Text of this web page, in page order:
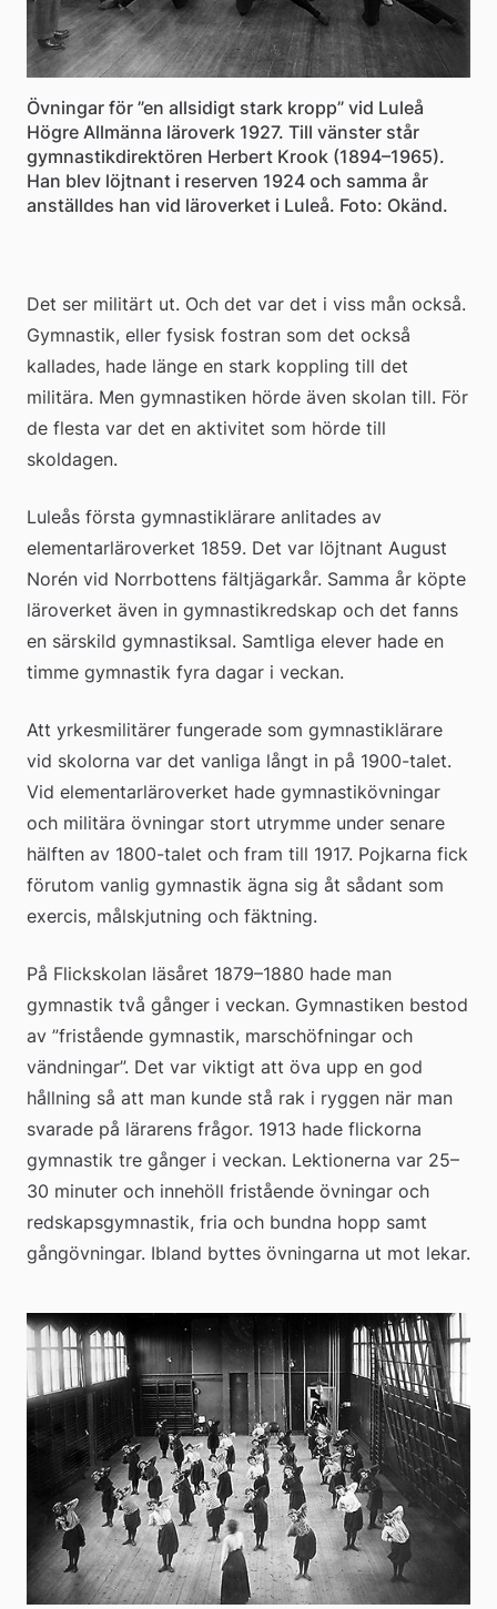
Övningar för ”en allsidigt stark kropp” vid Luleå
Högre Allmänna läroverk 1927. Till vänster står
gymnastikdirektören Herbert Krook (1894–1965).
Han blev löjtnant i reserven 1924 och samma år
anställdes han vid läroverket i Luleå. Foto: Okänd.
Det ser militärt ut. Och det var det i viss mån också.
Gymnastik, eller fysisk fostran som det också
kallades, hade länge en stark koppling till det
militära. Men gymnastiken hörde även skolan till. För
de flesta var det en aktivitet som hörde till
skoldagen.
Luleås första gymnastiklärare anlitades av
elementarläroverket 1859. Det var löjtnant August
Norén vid Norrbottens fältjägarkår. Samma år köpte
läroverket även in gymnastikredskap och det fanns
en särskild gymnastiksal. Samtliga elever hade en
timme gymnastik fyra dagar i veckan.
Att yrkesmilitärer fungerade som gymnastiklärare
vid skolorna var det vanliga långt in på 1900-talet.
Vid elementarläroverket hade gymnastikövningar
och militära övningar stort utrymme under senare
hälften av 1800-talet och fram till 1917. Pojkarna fick
förutom vanlig gymnastik ägna sig åt sådant som
exercis, målskjutning och fäktning.
På Flickskolan läsåret 1879–1880 hade man
gymnastik två gånger i veckan. Gymnastiken bestod
av ”fristående gymnastik, marschöfningar och
vändningar”. Det var viktigt att öva upp en god
hållning så att man kunde stå rak i ryggen när man
svarade på lärarens frågor. 1913 hade flickorna
gymnastik tre gånger i veckan. Lektionerna var 25–
30 minuter och innehöll fristående övningar och
redskapsgymnastik, fria och bundna hopp samt
gångövningar. Ibland byttes övningarna ut mot lekar.